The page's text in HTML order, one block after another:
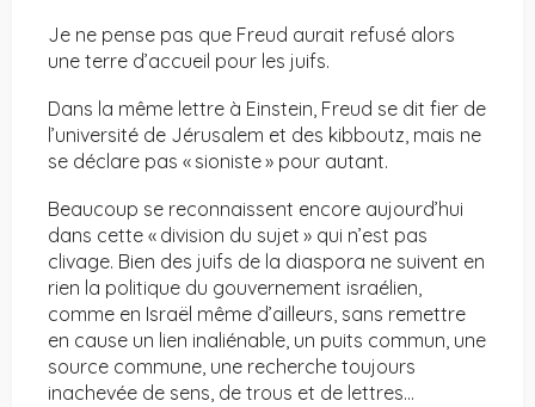
Je ne pense pas que Freud aurait refusé alors
une terre d’accueil pour les juifs.
Dans la même lettre à Einstein, Freud se dit fier de
l’université de Jérusalem et des kibboutz, mais ne
se déclare pas « sioniste » pour autant.
Beaucoup se reconnaissent encore aujourd’hui
dans cette « division du sujet » qui n’est pas
clivage. Bien des juifs de la diaspora ne suivent en
rien la politique du gouvernement israélien,
comme en Israël même d’ailleurs, sans remettre
en cause un lien inaliénable, un puits commun, une
source commune, une recherche toujours
inachevée de sens, de trous et de lettres…